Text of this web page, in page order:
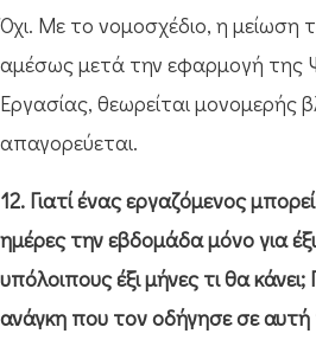
Όχι. Με το νομοσχέδιο, η
αμέσως μετά την εφαρμογή της
Εργασίας, θεωρείται μονομερής
απαγορεύεται.
12. Γιατί ένας εργαζόμενος
ημέρες την εβδομάδα μόνο για
υπόλοιπους έξι μήνες τι θα
ανάγκη που τον οδήγησε σε αυτή